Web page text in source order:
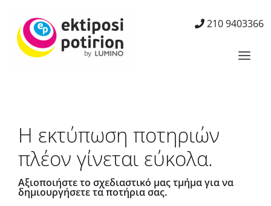
περιεχόμενο
210 9403366
Προϊόντα
Ζητήστε δείγματα
Φωτογραφίες
Η εκτύπωση ποτηριών
πλέον γίνεται εύκολα.
Αξιοποιήστε το σχεδιαστικό μας τμήμα για να
δημιουργήσετε τα ποτήρια σας.